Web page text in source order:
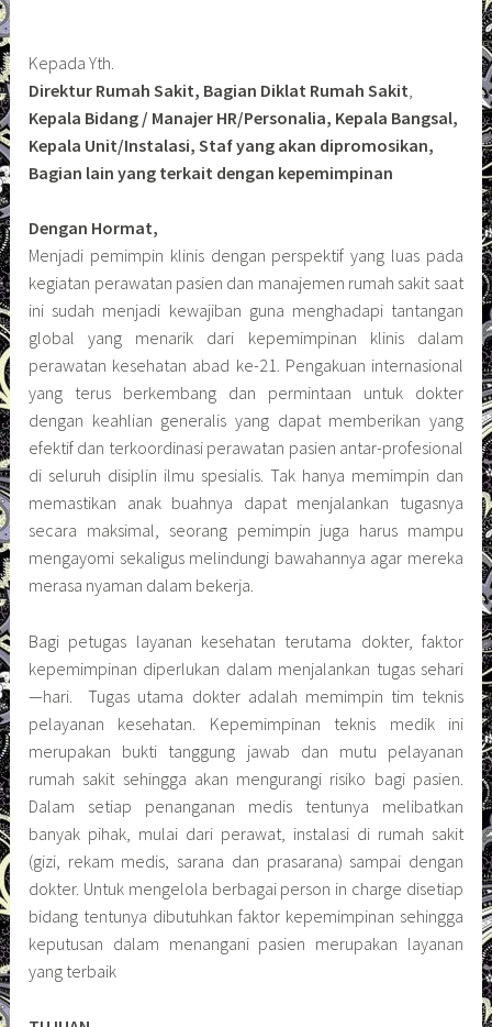
Kepada Yth.
Direktur Rumah Sakit, Bagian Diklat Rumah Sakit
Kepala Bidang / Manajer HR/Personalia, Kepala Bangsal,
Kepala Unit/Instalasi, Staf yang akan dipromosikan,
Bagian lain yang terkait dengan kepemimpinan
Dengan Hormat,
Menjadi pemimpin klinis dengan perspektif yang luas pada
kegiatan perawatan pasien dan manajemen rumah sakit saat
ini sudah menjadi kewajiban guna menghadapi tantangan
global yang menarik dari kepemimpinan klinis dalam
perawatan kesehatan abad ke-21. Pengakuan internasional
yang terus berkembang dan permintaan untuk dokter
dengan keahlian generalis yang dapat memberikan yang
efektif dan terkoordinasi perawatan pasien antar-profesional
di seluruh disiplin ilmu spesialis. Tak hanya memimpin dan
memastikan anak buahnya dapat menjalankan tugasnya
secara maksimal, seorang pemimpin juga harus mampu
mengayomi sekaligus melindungi bawahannya agar mereka
merasa nyaman dalam bekerja.
Bagi petugas layanan kesehatan terutama dokter, faktor
kepemimpinan diperlukan dalam menjalankan tugas sehari
—hari. Tugas utama dokter adalah memimpin tim teknis
pelayanan kesehatan. Kepemimpinan teknis medik ini
merupakan bukti tanggung jawab dan mutu pelayanan
rumah sakit sehingga akan mengurangi risiko bagi pasien.
Dalam setiap penanganan medis tentunya melibatkan
banyak pihak, mulai dari perawat, instalasi di rumah sakit
(gizi, rekam medis, sarana dan prasarana) sampai dengan
dokter. Untuk mengelola berbagai person in charge disetiap
bidang tentunya dibutuhkan faktor kepemimpinan sehingga
keputusan dalam menangani pasien merupakan layanan
yang terbaik